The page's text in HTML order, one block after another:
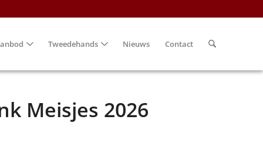
Tweedehands Nieuws Contact
Meisjes 2026